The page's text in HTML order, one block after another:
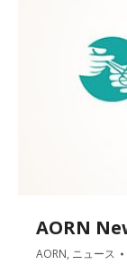
AORN
AORN, ニュース